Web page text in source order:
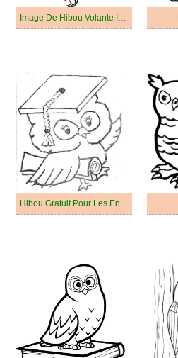
Image De Hibou Volante Imprimable
Hibou Gratuit Pour Les Enfants